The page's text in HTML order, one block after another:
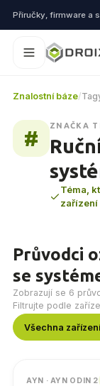
Znalostní báze/
#
ZNAČKA
Téma,
zařízení
Průvodci
se
Zobrazují se 6
Filtrujte podle
Všechna zařízení
AYN · AYN ODIN 2